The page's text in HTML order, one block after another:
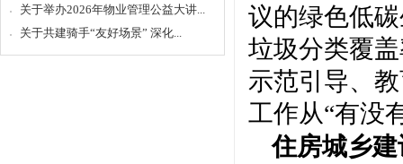
关于举办2026年物业管理公益大讲...
关于共建骑手“友好场景” 深化...
议的绿色低
垃圾分类覆
示范引导、
工作从“有没
住房城乡